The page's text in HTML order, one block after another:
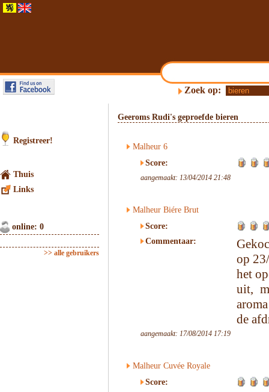
Zoek op:
Registreer!
Thuis
Links
online: 0
>> alle gebruikers
Geeroms Rudi's geproefde bieren
Malheur 6
Score:
aangemaakt: 13/04/2014 21:48
Malheur Biére Brut
Score:
Commentaar:
op
het
uit,
de
aangemaakt: 17/08/2014 17:19
Malheur Cuvée Royale
Score: